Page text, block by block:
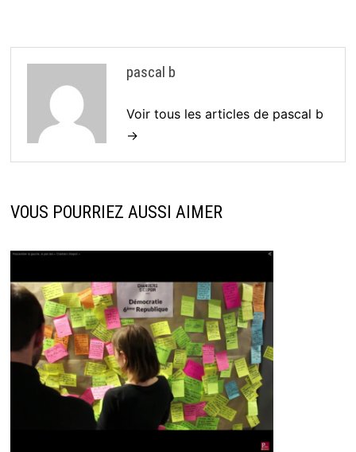
pascal b
Voir tous les articles de pascal b
→
VOUS POURRIEZ AUSSI AIMER